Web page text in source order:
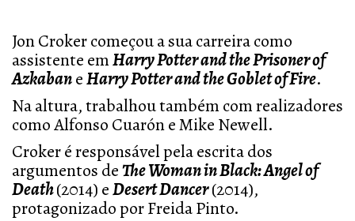
Jon Croker começou a sua carreira como
assistente emHarry Potter and the Prisoner of
AzkabaneHarry Potter and the Goblet of Fire.
Na altura, trabalhou também com realizadores
como Alfonso Cuarón e Mike Newell.
Croker é responsável pela escrita dos
argumentos deThe Woman in Black: Angel of
Death(2014) eDesert Dancer(2014),
protagonizado por Freida Pinto.